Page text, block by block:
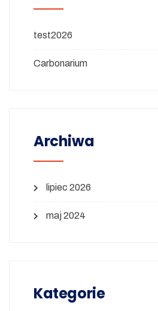
test2026
Carbonarium
Archiwa
lipiec 2026
maj 2024
Kategorie